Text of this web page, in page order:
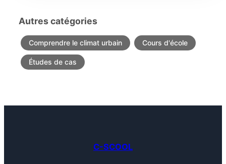
Autres catégories
Comprendre le climat urbain Cours d'école
Études de cas
C-SCOOL